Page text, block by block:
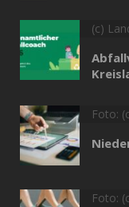
(c)
Foto:
Foto: